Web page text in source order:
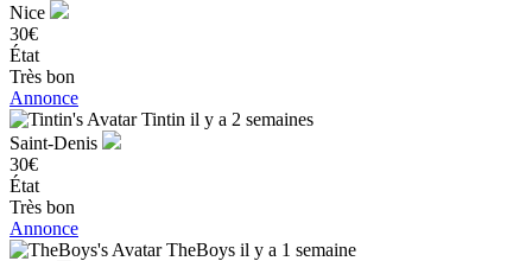
Nice
30€
État
Très bon
Annonce
Tintin il y a 2 semaines
Saint-Denis
30€
État
Très bon
Annonce
TheBoys il y a 1 semaine